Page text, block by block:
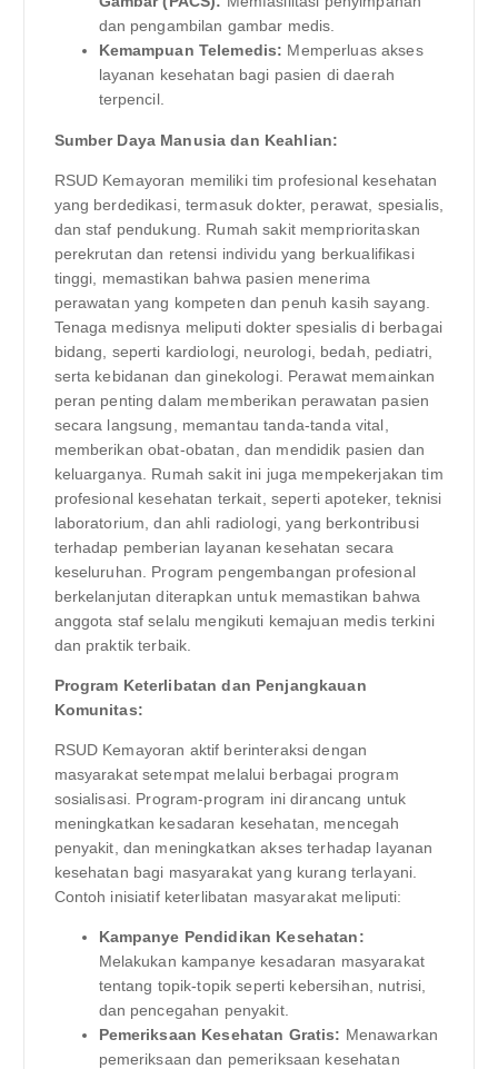
dan pengambilan gambar medis.
Kemampuan Telemedis: Memperluas akses
layanan kesehatan bagi pasien di daerah
terpencil.
Sumber Daya Manusia dan Keahlian:
RSUD Kemayoran memiliki tim profesional kesehatan
yang berdedikasi, termasuk dokter, perawat, spesialis,
dan staf pendukung. Rumah sakit memprioritaskan
perekrutan dan retensi individu yang berkualifikasi
tinggi, memastikan bahwa pasien menerima
perawatan yang kompeten dan penuh kasih sayang.
Tenaga medisnya meliputi dokter spesialis di berbagai
bidang, seperti kardiologi, neurologi, bedah, pediatri,
serta kebidanan dan ginekologi. Perawat memainkan
peran penting dalam memberikan perawatan pasien
secara langsung, memantau tanda-tanda vital,
memberikan obat-obatan, dan mendidik pasien dan
keluarganya. Rumah sakit ini juga mempekerjakan tim
profesional kesehatan terkait, seperti apoteker, teknisi
laboratorium, dan ahli radiologi, yang berkontribusi
terhadap pemberian layanan kesehatan secara
keseluruhan. Program pengembangan profesional
berkelanjutan diterapkan untuk memastikan bahwa
anggota staf selalu mengikuti kemajuan medis terkini
dan praktik terbaik.
Program Keterlibatan dan Penjangkauan
Komunitas:
RSUD Kemayoran aktif berinteraksi dengan
masyarakat setempat melalui berbagai program
sosialisasi. Program-program ini dirancang untuk
meningkatkan kesadaran kesehatan, mencegah
penyakit, dan meningkatkan akses terhadap layanan
kesehatan bagi masyarakat yang kurang terlayani.
Contoh inisiatif keterlibatan masyarakat meliputi:
Kampanye Pendidikan Kesehatan:
Melakukan kampanye kesadaran masyarakat
tentang topik-topik seperti kebersihan, nutrisi,
dan pencegahan penyakit.
Pemeriksaan Kesehatan Gratis: Menawarkan
pemeriksaan dan pemeriksaan kesehatan